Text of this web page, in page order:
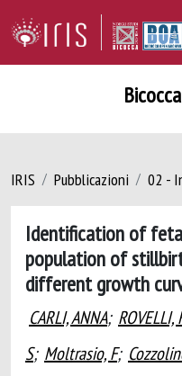
IRIS Pubblicazioni 02 -
Identification of
population of
different growth
CARLI, ANNA; ROVELLI,
S; Moltrasio, F;